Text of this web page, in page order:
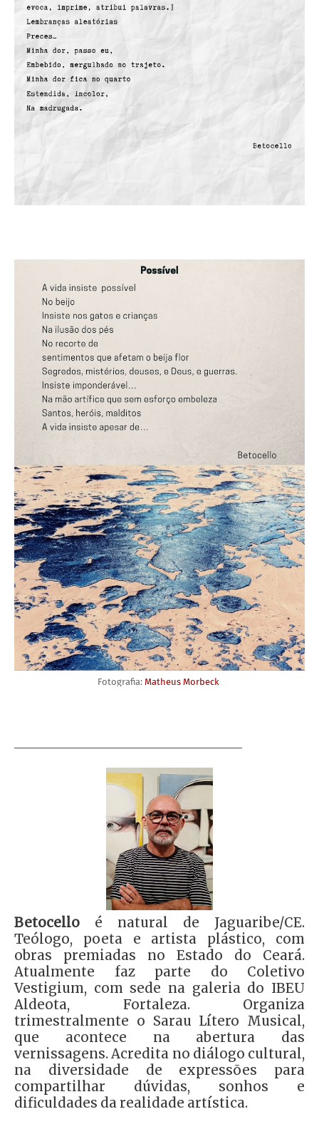
Fotografia: Matheus Morbeck
Betocello é natural de Jaguaribe/CE.
Teólogo, poeta e artista plástico, com
obras premiadas no Estado do Ceará.
Atualmente faz parte do Coletivo
Vestigium, com sede na galeria do IBEU
Aldeota, Fortaleza. Organiza
trimestralmente o Sarau Lítero Musical,
que acontece na abertura das
vernissagens. Acredita no diálogo cultural,
na diversidade de expressões para
compartilhar dúvidas, sonhos e
dificuldades da realidade artística.